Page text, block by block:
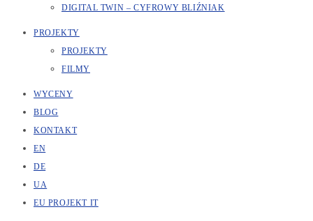
DIGITAL TWIN – CYFROWY BLIŹNIAK
PROJEKTY
PROJEKTY
FILMY
WYCENY
BLOG
KONTAKT
EN
DE
UA
EU PROJEKT IT